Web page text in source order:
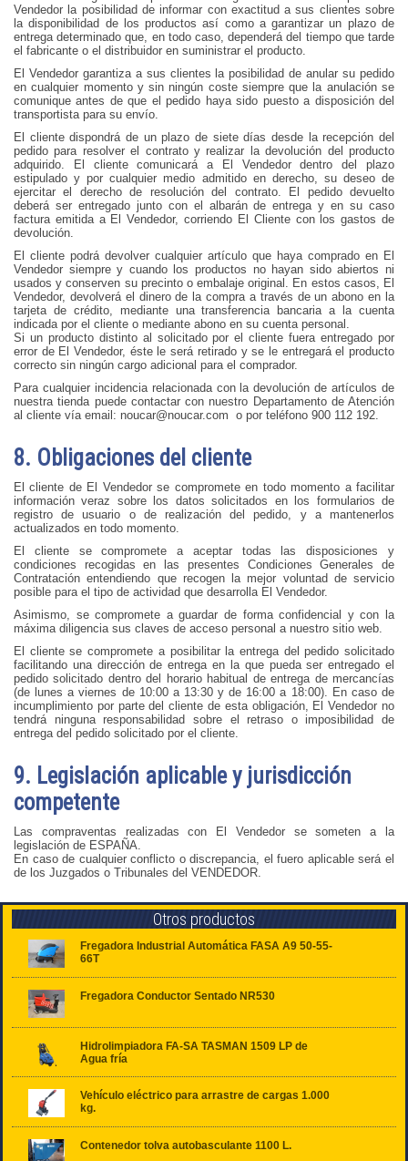
Vendedor la posibilidad de informar con exactitud a sus clientes sobre
la disponibilidad de los productos así como a garantizar un plazo de
entrega determinado que, en todo caso, dependerá del tiempo que tarde
el fabricante o el distribuidor en suministrar el producto.
El Vendedor garantiza a sus clientes la posibilidad de anular su pedido
en cualquier momento y sin ningún coste siempre que la anulación se
comunique antes de que el pedido haya sido puesto a disposición del
transportista para su envío.
El cliente dispondrá de un plazo de siete días desde la recepción del
pedido para resolver el contrato y realizar la devolución del producto
adquirido. El cliente comunicará a El Vendedor dentro del plazo
estipulado y por cualquier medio admitido en derecho, su deseo de
ejercitar el derecho de resolución del contrato. El pedido devuelto
deberá ser entregado junto con el albarán de entrega y en su caso
factura emitida a El Vendedor, corriendo El Cliente con los gastos de
devolución.
El cliente podrá devolver cualquier artículo que haya comprado en El
Vendedor siempre y cuando los productos no hayan sido abiertos ni
usados y conserven su precinto o embalaje original. En estos casos, El
Vendedor, devolverá el dinero de la compra a través de un abono en la
tarjeta de crédito, mediante una transferencia bancaria a la cuenta
indicada por el cliente o mediante abono en su cuenta personal.
Si un producto distinto al solicitado por el cliente fuera entregado por
error de El Vendedor, éste le será retirado y se le entregará el producto
correcto sin ningún cargo adicional para el comprador.
Para cualquier incidencia relacionada con la devolución de artículos de
nuestra tienda puede contactar con nuestro Departamento de Atención
al cliente vía email: noucar@noucar.com o por teléfono 900 112 192.
8. Obligaciones del cliente
El cliente de El Vendedor se compromete en todo momento a facilitar
información veraz sobre los datos solicitados en los formularios de
registro de usuario o de realización del pedido, y a mantenerlos
actualizados en todo momento.
El cliente se compromete a aceptar todas las disposiciones y
condiciones recogidas en las presentes Condiciones Generales de
Contratación entendiendo que recogen la mejor voluntad de servicio
posible para el tipo de actividad que desarrolla El Vendedor.
Asimismo, se compromete a guardar de forma confidencial y con la
máxima diligencia sus claves de acceso personal a nuestro sitio web.
El cliente se compromete a posibilitar la entrega del pedido solicitado
facilitando una dirección de entrega en la que pueda ser entregado el
pedido solicitado dentro del horario habitual de entrega de mercancías
(de lunes a viernes de 10:00 a 13:30 y de 16:00 a 18:00). En caso de
incumplimiento por parte del cliente de esta obligación, El Vendedor no
tendrá ninguna responsabilidad sobre el retraso o imposibilidad de
entrega del pedido solicitado por el cliente.
9. Legislación aplicable y jurisdicción
competente
Las compraventas realizadas con El Vendedor se someten a la
legislación de ESPAÑA.
En caso de cualquier conflicto o discrepancia, el fuero aplicable será el
de los Juzgados o Tribunales del VENDEDOR.
Otros productos
Fregadora Industrial Automática FASA A9 50-55-
66T
Fregadora Conductor Sentado NR530
Hidrolimpiadora FA-SA TASMAN 1509 LP de
Agua fría
Vehículo eléctrico para arrastre de cargas 1.000
kg.
Contenedor tolva autobasculante 1100 L.